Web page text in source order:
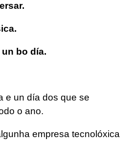
bo día.
e un día dos que se
o ano.
empresa tecnolóxica